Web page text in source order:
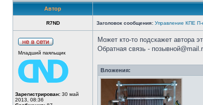
Автор
R7ND Заголовок сообщения: Управление КПЕ П-
Младший паяльщик
Зарегистрирован: 30 май
2013, 08:36
Может кто-то подскажет автора
Обратная связь -
Вложения: